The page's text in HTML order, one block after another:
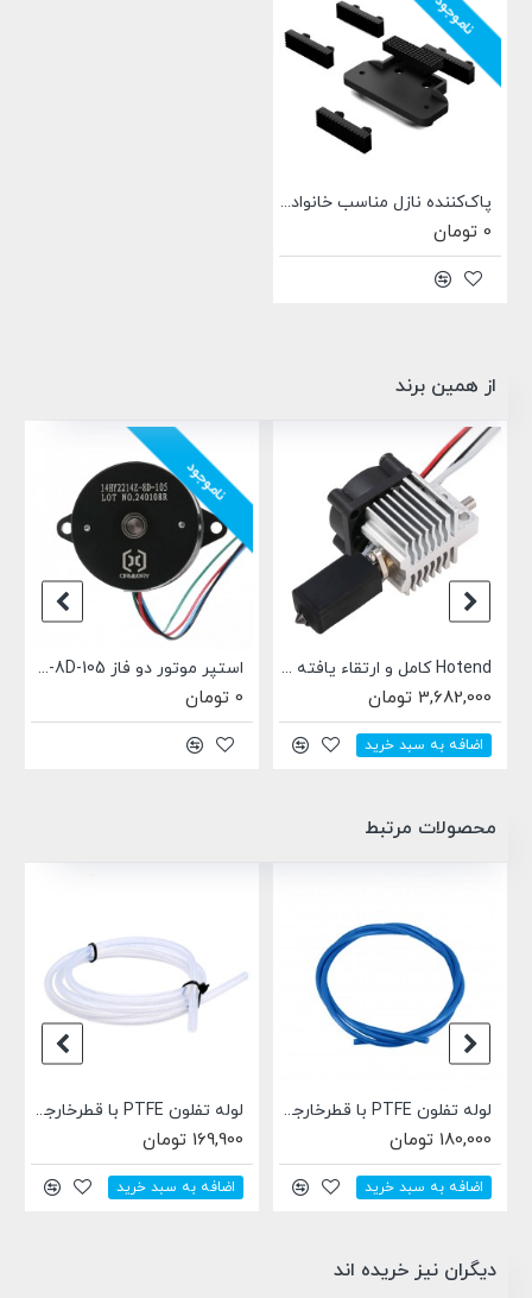
ناموجود
پاک‌کننده نازل مناسب خانواده Artillery SW-X4
0 تومان
از همین برند
ناموجود
استپر موتور دو فاز 14HY2214Z-8D-105 مناسب خانواده Artillery SW-X4
0 تومان
درایور استپر موتور FS31W01
1,115,000 تومان
اضافه به سبد خرید
محصولات مرتبط
169,900 تومان
اضافه به سبد خرید
172,900 تومان
دیگران نیز خریده اند